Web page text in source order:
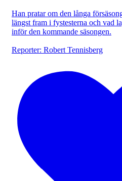
Han pratar om den långa
längst fram i fystesterna och vad
inför den kommande säsongen.
Reporter: Robert Tennisberg